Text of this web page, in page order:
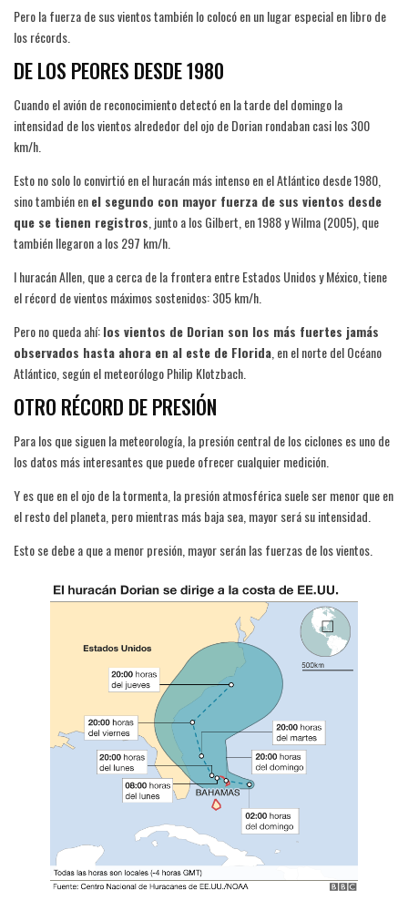
Pero la fuerza de sus vientos también lo colocó en un lugar especial en libro de
los récords.
DE LOS PEORES DESDE 1980
Cuando el avión de reconocimiento detectó en la tarde del domingo la
intensidad de los vientos alrededor del ojo de Dorian rondaban casi los 300
km/h.
Esto no solo lo convirtió en el huracán más intenso en el Atlántico desde 1980,
sino también enel segundo con mayor fuerza de sus vientos desde
que se tienen registros , junto a los Gilbert, en 1988 y Wilma (2005), que
también llegaron a los 297 km/h.
l huracán Allen, que a cerca de la frontera entre Estados Unidos y México, tiene
el récord de vientos máximos sostenidos: 305 km/h.
Pero no queda ahí:los vientos de Dorian son los más fuertes jamás
observados hasta ahora en al este de Florida , en el norte del Océano
Atlántico, según el meteorólogo Philip Klotzbach.
OTRO RÉCORD DE PRESIÓN
Para los que siguen la meteorología, la presión central de los ciclones es uno de
los datos más interesantes que puede ofrecer cualquier medición.
Y es que en el ojo de la tormenta, la presión atmosférica suele ser menor que en
el resto del planeta, pero mientras más baja sea, mayor será su intensidad.
Esto se debe a que a menor presión, mayor serán las fuerzas de los vientos.